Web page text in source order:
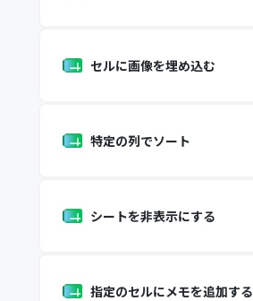
セルに画像を埋め込む
特定の列でソート
シートを非表示にする
指定のセルにメモを追加する